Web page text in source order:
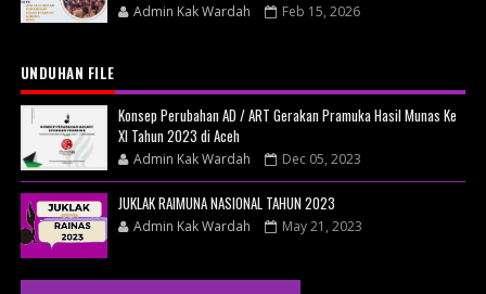
Admin Kak Wardah Feb 15, 2026
UNDUHAN FILE
Konsep Perubahan AD / ART Gerakan Pramuka Hasil Munas Ke
XI Tahun 2023 di Aceh
Admin Kak Wardah Dec 05, 2023
JUKLAK RAIMUNA NASIONAL TAHUN 2023
Admin Kak Wardah May 21, 2023